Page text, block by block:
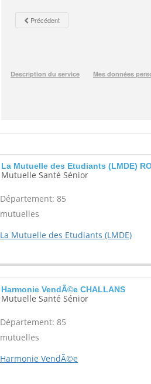
La Mutuelle des Etudiants (LMDE)
Mutuelle Santé Sénior
Département: 85
mutuelles
La Mutuelle des Etudiants (LMDE)
Harmonie VendÃ©e CHALLANS
Mutuelle Santé Sénior
Département: 85
mutuelles
Harmonie VendÃ©e